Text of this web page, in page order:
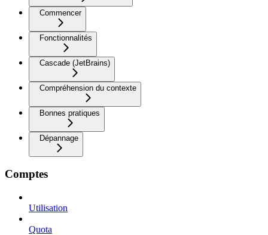
Commencer
Fonctionnalités
Cascade (JetBrains)
Compréhension du contexte
Bonnes pratiques
Dépannage
Comptes
Utilisation
Quota